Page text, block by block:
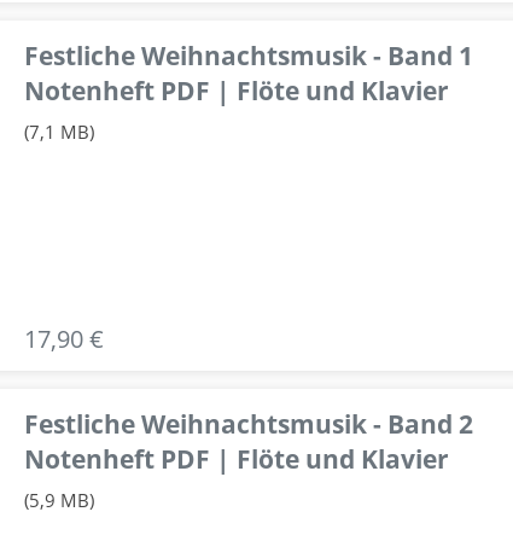
Festliche Weihnachtsmusik - Band 1
Notenheft PDF | Flöte und Klavier
(7,1 MB)
17,90 €
Festliche Weihnachtsmusik - Band 2
Notenheft PDF | Flöte und Klavier
(5,9 MB)